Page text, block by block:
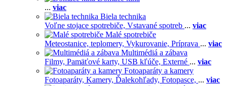
... viac
Biela technika
Voľne stojace spotrebiče, Vstavané spotreb ... viac
Malé spotrebiče
Meteostanice, teplomery, Vykurovanie, Príprava ... viac
Multimédiá a zábava
Filmy, Pamäťové karty, USB kľúče, Externé ... viac
Fotoaparáty a kamery
Fotoaparáty, Kamery, Ďalekohľady, Fotopasce, ... viac